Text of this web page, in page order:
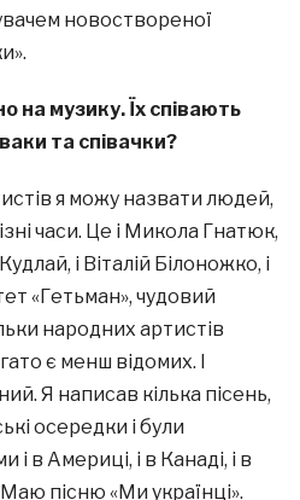
новоствореної
на музику. Їх співають
та співачки?
я можу назвати людей,
часи. Це і Микола Гнатюк,
і Віталій Білоножко, і
«Гетьман», чудовий
народних артистів
є менш відомих. І
Я написав кілька пісень,
осередки і були
і в Америці, і в Канаді, і в
Маю пісню «Ми українці».